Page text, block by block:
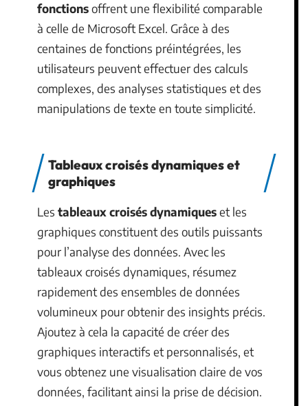
fonctionsoffrent une flexibilité comparable
à celle de Microsoft Excel. Grâce à des
centaines de fonctions préintégrées, les
utilisateurs peuvent effectuer des calculs
complexes, des analyses statistiques et des
manipulations de texte en toute simplicité.
Tableaux croisés dynamiques et
graphiques
Les tableaux croisés dynamiqueset les
graphiques constituent des outils puissants
pour l’analyse des données. Avec les
tableaux croisés dynamiques, résumez
rapidement des ensembles de données
volumineux pour obtenir des insights précis.
Ajoutez à cela la capacité de créer des
graphiques interactifs et personnalisés, et
vous obtenez une visualisation claire de vos
données, facilitant ainsi la prise de décision.